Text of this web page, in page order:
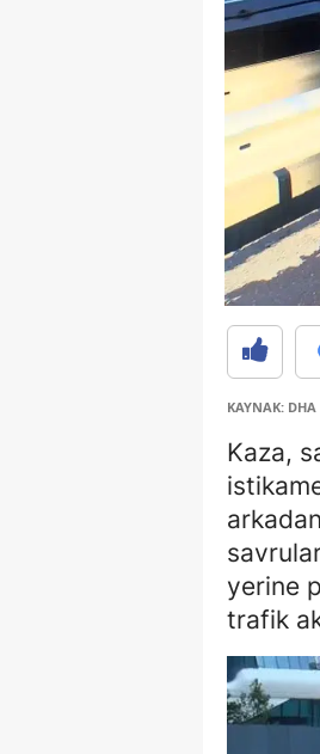
KAYNAK: DHA
Kaza,
yerine
trafik